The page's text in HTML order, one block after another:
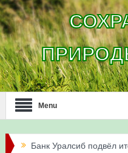
Menu
жизни сапсанов в Уфе в